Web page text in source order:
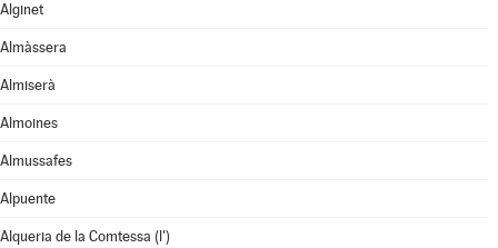
Alginet
Almàssera
Almiserà
Almoines
Almussafes
Alpuente
Alqueria de la Comtessa (l')